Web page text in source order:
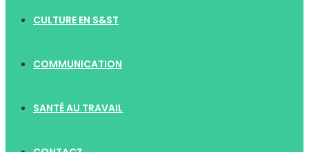
CULTURE EN S&ST
COMMUNICATION
SANTÉ AU TRAVAIL